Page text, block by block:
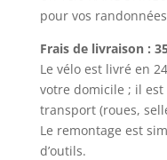
pour vos
Frais de livraison :
Le vélo est livré en
votre domicile ; il
transport (roues,
Le remontage est
d’outils.